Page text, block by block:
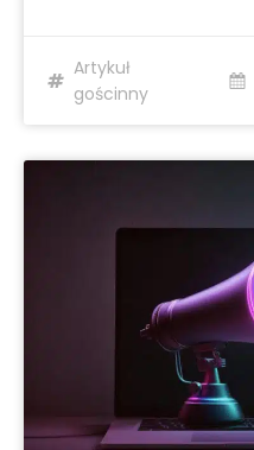
Artykuł
gościnny